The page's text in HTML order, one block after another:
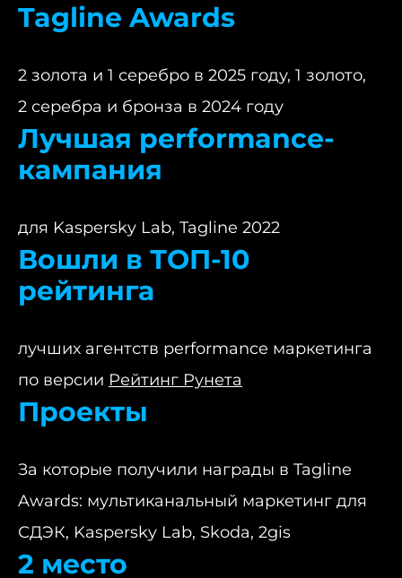
Tagline Awards
2 золота и 1 серебро в 2025 году, 1 золото,
2 серебра и бронза в 2024 году
Лучшая performance-
кампания
для Kaspersky Lab, Tagline 2022
Вошли в ТОП-10
рейтинга
лучших агентств performance маркетинга
по версии Рейтинг Рунета
Проекты
За которые получили награды в Tagline
Awards: мультиканальный маркетинг для
СДЭК, Kaspersky Lab, Skoda, 2gis
2 место